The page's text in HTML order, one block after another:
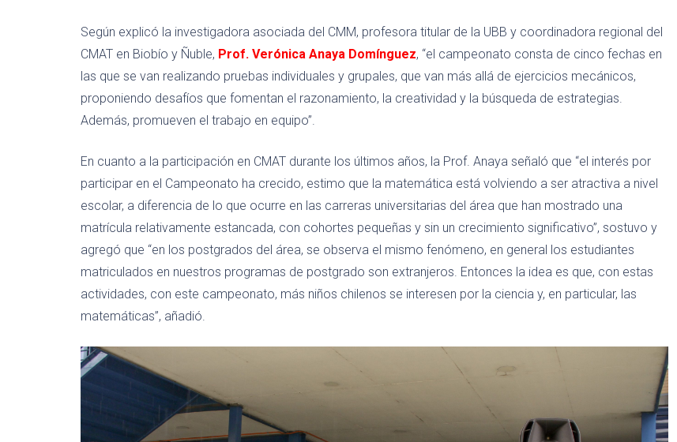
Según explicó la investigadora asociada del CMM, profesora titular de la UBB y coordinadora regional del
CMAT en Biobío y Ñuble, Prof. Verónica Anaya Domínguez, “el campeonato consta de cinco fechas en
las que se van realizando pruebas individuales y grupales, que van más allá de ejercicios mecánicos,
proponiendo desafíos que fomentan el razonamiento, la creatividad y la búsqueda de estrategias.
Además, promueven el trabajo en equipo”.
En cuanto a la participación en CMAT durante los últimos años, la Prof. Anaya señaló que “el interés por
participar en el Campeonato ha crecido, estimo que la matemática está volviendo a ser atractiva a nivel
escolar, a diferencia de lo que ocurre en las carreras universitarias del área que han mostrado una
matrícula relativamente estancada, con cohortes pequeñas y sin un crecimiento significativo”, sostuvo y
agregó que “en los postgrados del área, se observa el mismo fenómeno, en general los estudiantes
matriculados en nuestros programas de postgrado son extranjeros. Entonces la idea es que, con estas
actividades, con este campeonato, más niños chilenos se interesen por la ciencia y, en particular, las
matemáticas”, añadió.